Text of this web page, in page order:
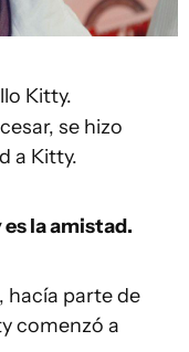
Kitty.
se hizo
a Kitty.
la amistad.
hacía parte de
comenzó a